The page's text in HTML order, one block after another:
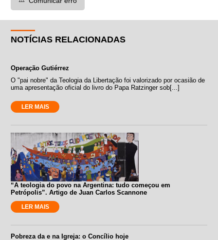
NOTÍCIAS RELACIONADAS
Operação Gutiérrez
O "pai nobre" da Teologia da Libertação foi valorizado por ocasião de
uma apresentação oficial do livro do Papa Ratzinger sob[...]
LER MAIS
“A teologia do povo na Argentina: tudo começou em
Petrópolis”. Artigo de Juan Carlos Scannone
LER MAIS
Pobreza da e na Igreja: o Concílio hoje